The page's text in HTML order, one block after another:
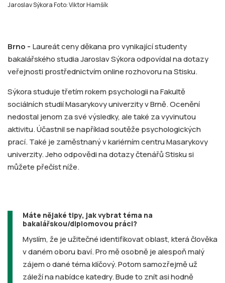
Jaroslav Sýkora Foto: Viktor Hamšík
Brno - Laureát ceny děkana pro vynikající studenty
bakalářského studia Jaroslav Sýkora odpovídal na dotazy
veřejnosti prostřednictvím online rozhovoru na Stisku.
Sýkora studuje třetím rokem psychologii na Fakultě
sociálních studií Masarykovy univerzity v Brně. Ocenění
nedostal jenom za své výsledky, ale také za vyvinutou
aktivitu. Účastnil se například soutěže psychologických
prací. Také je zaměstnaný v kariérním centru Masarykovy
univerzity. Jeho odpovědi na dotazy čtenářů Stisku si
můžete přečíst níže.
Máte nějaké tipy, jak vybrat téma na
bakalářskou/diplomovou práci?
Myslím, že je užitečné identifikovat oblast, která člověka
v daném oboru baví. Pro mě osobně je alespoň malý
zájem o dané téma klíčový. Potom samozřejmě už
záleží na nabídce katedry. Bude to znít asi hodně